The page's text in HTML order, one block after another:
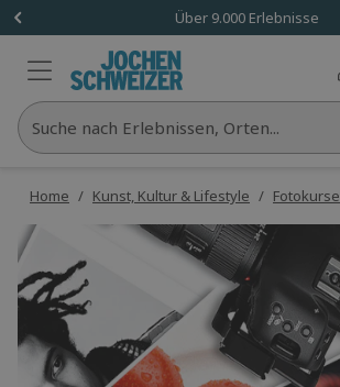
Über 9.000 Erlebnisse
Suche nach Erlebnissen, Orten...
Home / Kunst, Kultur & Lifestyle / Fotokurse